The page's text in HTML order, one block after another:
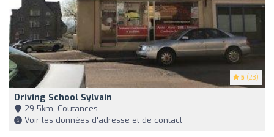
5 (23)
Driving School Sylvain
29,5km, Coutances
Voir les données d'adresse et de contact